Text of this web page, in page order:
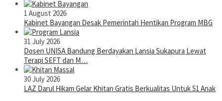
1 August 2026
Kabinet Bayangan Desak Pemerintah Hentikan Program MBG
31 July 2026
Dosen UNISA Bandung Berdayakan Lansia Sukapura Lewat
Terapi SEFT dan M…
30 July 2026
LAZ Darul Hikam Gelar Khitan Gratis Berkualitas Untuk 51 Anak